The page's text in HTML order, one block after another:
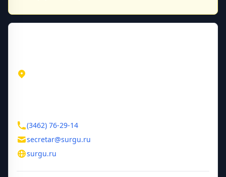
(3462) 76-29-14
secretar@surgu.ru
surgu.ru